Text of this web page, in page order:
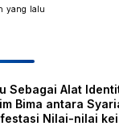
yang lalu
Sebagai Alat
Bima antara
Nilai-nilai